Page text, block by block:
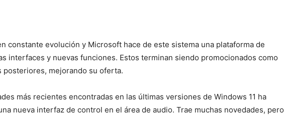
constante evolución y Microsoft hace de este sistema una plataforma de
interfaces y nuevas funciones. Estos terminan siendo promocionados como
posteriores, mejorando su oferta.
más recientes encontradas en las últimas versiones de Windows 11 ha
nueva interfaz de control en el área de audio. Trae muchas novedades, pero